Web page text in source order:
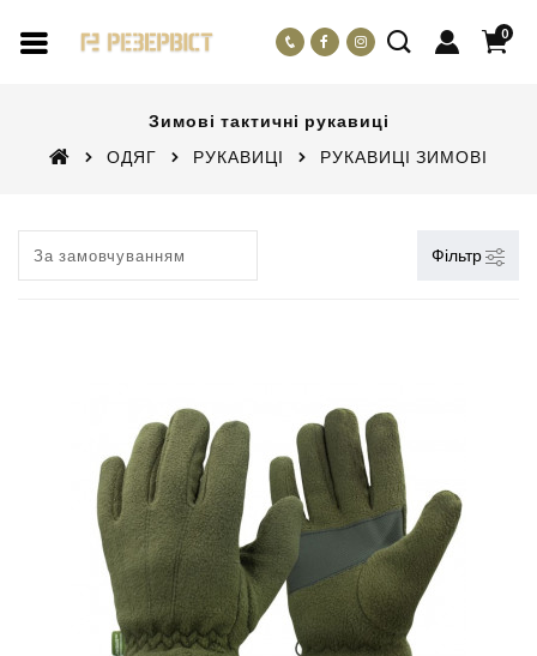
0
Зимові тактичні рукавиці
ОДЯГ
РУКАВИЦІ РУКАВИЦІ ЗИМОВІ
Фільтр